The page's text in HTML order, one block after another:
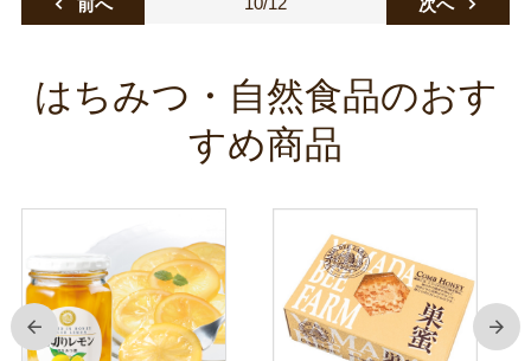
はちみつ・自然食品のおす
すめ商品
前 次